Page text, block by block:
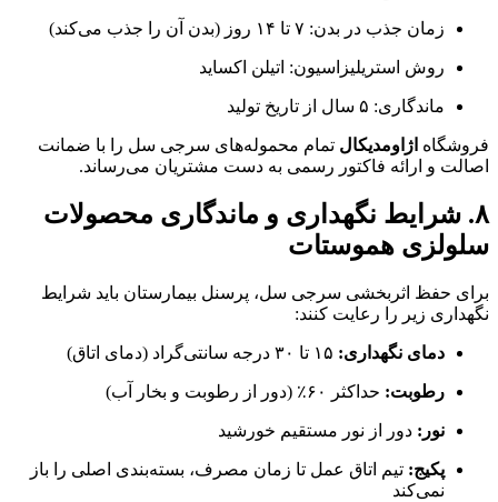
زمان جذب در بدن: ۷ تا ۱۴ روز (بدن آن را جذب می‌کند)
روش استریلیزاسیون: اتیلن اکساید
ماندگاری: ۵ سال از تاریخ تولید
فروشگاه اژاومدیکال تمام محموله‌های سرجی سل را با ضمانت
اصالت و ارائه فاکتور رسمی به دست مشتریان می‌رساند.
۸. شرایط نگهداری و ماندگاری محصولات
سلولزی هموستات
برای حفظ اثربخشی سرجی سل، پرسنل بیمارستان باید شرایط
نگهداری زیر را رعایت کنند:
دمای نگهداری:
رطوبت: حداکثر ۶۰٪ (دور از رطوبت و بخار آب)
نور: دور از نور مستقیم خورشید
پکیج: تیم اتاق عمل تا زمان مصرف، بسته‌بندی اصلی را باز
نمی‌کند